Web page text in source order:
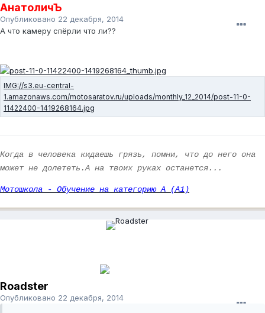
АнатоличЪ
Опубликовано 22 декабря, 2014
А что камеру спёрли что ли??
Когда в человека кидаешь грязь, помни, что до него она
может не долететь.А на твоих руках останется...
Мотошкола - Обучение на категорию А (А1)
Roadster
Опубликовано 22 декабря, 2014